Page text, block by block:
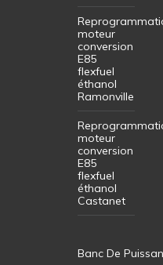
moteur
conversion
E85
flexfuel
éthanol
Ramonville
moteur
conversion
E85
flexfuel
éthanol
Castanet
Banc De